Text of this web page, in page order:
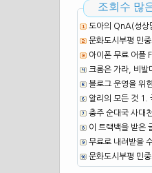
조회수 많
도아의 QnA(성상
문화도시부평 민
아이폰 무료 어플
크롬은 가라, 비발
블로그 운영을 위
알리의 모든 것 1.
충주 순대국 사대
이 트랙백을 받은
무료로 내려받을
문화도시부평 민